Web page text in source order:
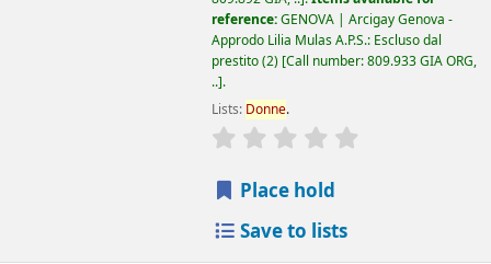
reference:GENOVA | Arcigay Genova -
Approdo Lilia Mulas A.P.S.: Escluso dal
prestito(2) Call number:809.933 GIA ORG,
.. .
Lists: Donne.
star rating
Place hold
Save to lists